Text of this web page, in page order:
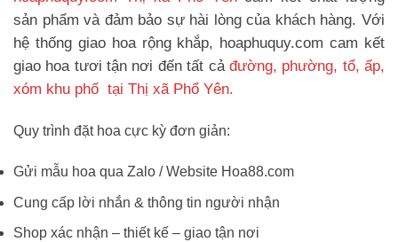
sản phẩm và đảm bảo sự hài lòng của khách hàng. Với
hệ thống giao hoa rộng khắp, hoaphuquy.com cam kết
giao hoa tươi tận nơi đến tất cả đường, phường, tổ, ấp,
xóm khu phố tại Thị xã Phổ Yên.
Quy trình đặt hoa cực kỳ đơn giản:
Gửi mẫu hoa qua Zalo / Website Hoa88.com
Cung cấp lời nhắn & thông tin người nhận
Shop xác nhận – thiết kế – giao tận nơi